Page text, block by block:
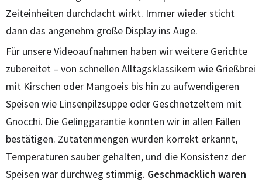
Zeiteinheiten durchdacht wirkt. Immer wieder sticht
dann das angenehm große Display ins Auge.
Für unsere Videoaufnahmen haben wir weitere Gerichte
zubereitet – von schnellen Alltagsklassikern wie Grießbrei
mit Kirschen oder Mangoeis bis hin zu aufwendigeren
Speisen wie Linsenpilzsuppe oder Geschnetzeltem mit
Gnocchi. Die Gelinggarantie konnten wir in allen Fällen
bestätigen. Zutatenmengen wurden korrekt erkannt,
Temperaturen sauber gehalten, und die Konsistenz der
Speisen war durchweg stimmig. Geschmacklich waren